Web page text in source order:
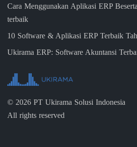
Cara Menggunakan Aplikasi ERP
terbaik
10 Software & Aplikasi ERP Terbaik
Ukirama ERP: Software Akuntansi
© 2026 PT Ukirama Solusi Indonesia
All rights reserved